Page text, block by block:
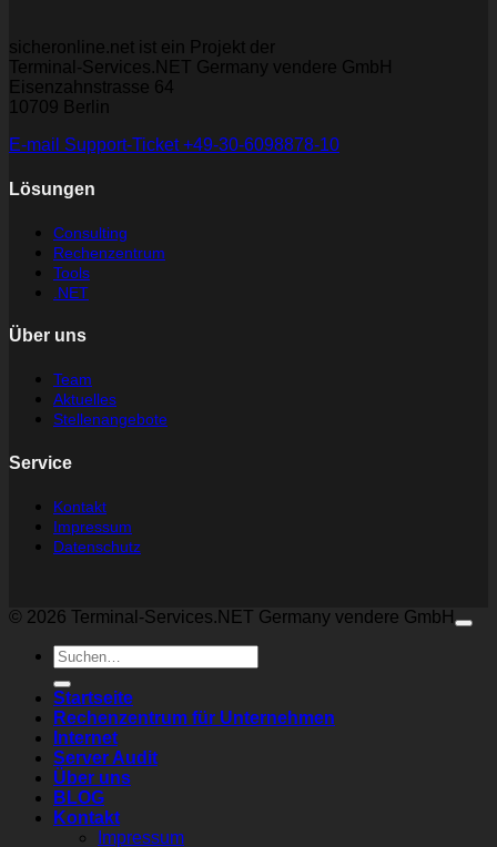
sicheronline.net ist ein Projekt der
Terminal-Services.NET Germany vendere GmbH
Eisenzahnstrasse 64
10709 Berlin
E-mail Support-Ticket +49-30-6098878-10
Lösungen
Consulting
Rechenzentrum
Tools
.NET
Über uns
Team
Aktuelles
Stellenangebote
Service
Kontakt
Impressum
Datenschutz
© 2026 Terminal-Services.NET Germany vendere GmbH
Suchen
nach:
Startseite
Rechenzentrum für Unternehmen
Internet
Server Audit
Über uns
BLOG
Kontakt
Impressum